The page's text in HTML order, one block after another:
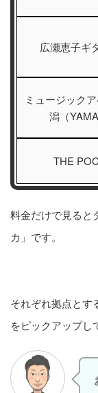
広瀬恵子ギ
ミュージック
潟（
THE
料金だけで見ると
カ」です。
それぞれ拠点とす
をピックアップし